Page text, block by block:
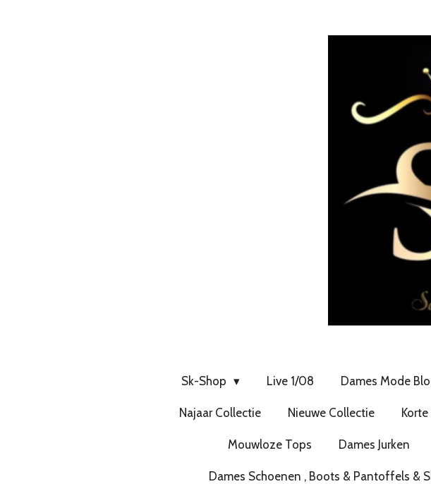
Sk-Shop Live 1/08 Dames Mode
Najaar Collectie Nieuwe Collectie
Mouwloze Tops Dames Jurken
Dames Schoenen , Boots & Pantoffels &